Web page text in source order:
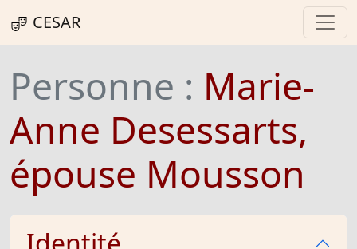
CESAR
Personne : Marie-
Anne Desessarts,
épouse Mousson